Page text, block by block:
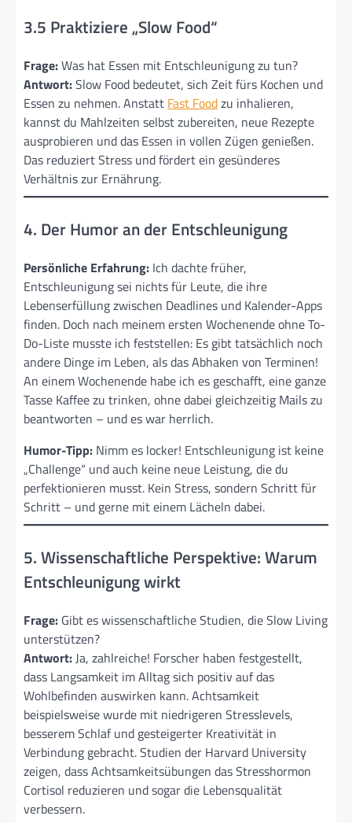
3.5 Praktiziere „Slow Food“
Frage:Was hat Essen mit Entschleunigung zu tun?
Antwort:Slow Food bedeutet, sich Zeit fürs Kochen und
Essen zu nehmen. Anstatt Fast Foodzu inhalieren,
kannst du Mahlzeiten selbst zubereiten, neue Rezepte
ausprobieren und das Essen in vollen Zügen genießen.
Das reduziert Stress und fördert ein gesünderes
Verhältnis zur Ernährung.
4. Der Humor an der Entschleunigung
Persönliche Erfahrung: Ich dachte früher,
Entschleunigung sei nichts für Leute, die ihre
Lebenserfüllung zwischen Deadlines und Kalender-Apps
finden. Doch nach meinem ersten Wochenende ohne To-
Do-Liste musste ich feststellen: Es gibt tatsächlich noch
andere Dinge im Leben, als das Abhaken von Terminen!
An einem Wochenende habe ich es geschafft, eine ganze
Tasse Kaffee zu trinken, ohne dabei gleichzeitig Mails zu
beantworten – und es war herrlich.
Humor-Tipp: Nimm es locker! Entschleunigung ist keine
„Challenge“ und auch keine neue Leistung, die du
perfektionieren musst. Kein Stress, sondern Schritt für
Schritt – und gerne mit einem Lächeln dabei.
5. Wissenschaftliche Perspektive: Warum
Entschleunigung wirkt
Frage: Gibt es wissenschaftliche Studien, die Slow Living
unterstützen?
Antwort: Ja, zahlreiche! Forscher haben festgestellt,
dass Langsamkeit im Alltag sich positiv auf das
Wohlbefinden auswirken kann. Achtsamkeit
beispielsweise wurde mit niedrigeren Stresslevels,
besserem Schlaf und gesteigerter Kreativität in
Verbindung gebracht. Studien der Harvard University
zeigen, dass Achtsamkeitsübungen das Stresshormon
Cortisol reduzieren und sogar die Lebensqualität
verbessern.